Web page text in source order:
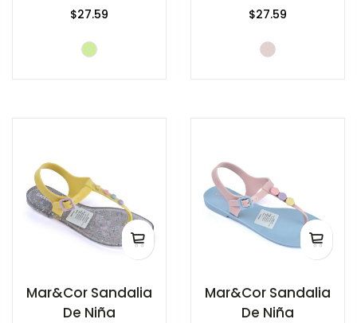
$27.59 $27.59
Mar&Cor Sandalia
De Niña
Mar&Cor Sandalia
De Niña